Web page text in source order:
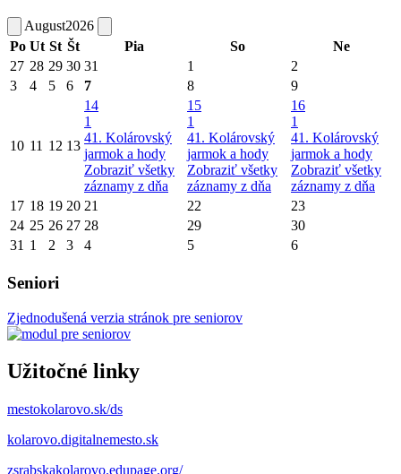
August2026
Po Ut St Št Pia So
Ne
27 28 29 30 31 1
2
3
4 5 6 7 8 9
10 11 12 13
14
1
41. Kolárovský
jarmok a hody
Zobraziť všetky
záznamy z dňa
15
1
41. Kolárovský
jarmok a hody
Zobraziť všetky
záznamy z dňa
16
1
41. Kolárovský
jarmok a hody
Zobraziť všetky
záznamy z dňa
17 18 19 20 21 22
23
24 25 26 27 28 29
30
31 1 2 3 4 5 6
Seniori
Zjednodušená verzia stránok pre seniorov
Užitočné linky
mestokolarovo.sk/ds
kolarovo.digitalnemesto.sk
zsrabskakolarovo.edupage.org/